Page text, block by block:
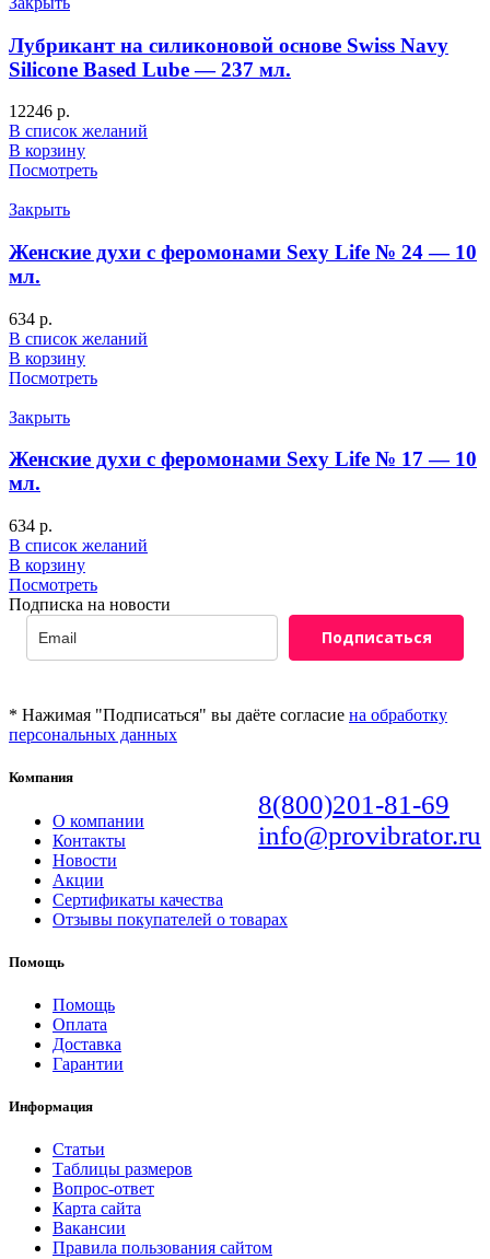
Лубрикант на силиконовой основе Swiss Navy
Silicone Based Lube — 237 мл.
12246 р.
В список желаний
В корзину
Посмотреть
Закрыть
Женские духи с феромонами Sexy Life № 24 — 10
мл.
634 р.
В список желаний
В корзину
Посмотреть
Закрыть
Женские духи с феромонами Sexy Life № 17 — 10
мл.
634 р.
В список желаний
В корзину
Посмотреть
Подписка на новости
Подписаться
* Нажимая "Подписаться" вы даёте согласие на обработку
персональных данных
8(800)201-81-69
info@provibrator.ru
Компания
О компании
Контакты
Новости
Акции
Сертификаты качества
Отзывы покупателей о товарах
Помощь
Помощь
Оплата
Доставка
Гарантии
Информация
Статьи
Таблицы размеров
Вопрос-ответ
Карта сайта
Вакансии
Правила пользования сайтом